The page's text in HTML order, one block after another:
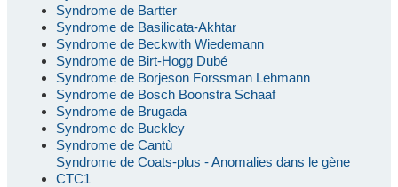
Syndrome de Bartter
Syndrome de Basilicata-Akhtar
Syndrome de Beckwith Wiedemann
Syndrome de Birt-Hogg Dubé
Syndrome de Borjeson Forssman Lehmann
Syndrome de Bosch Boonstra Schaaf
Syndrome de Brugada
Syndrome de Buckley
Syndrome de Cantù
Syndrome de Coats-plus - Anomalies dans le gène
CTC1